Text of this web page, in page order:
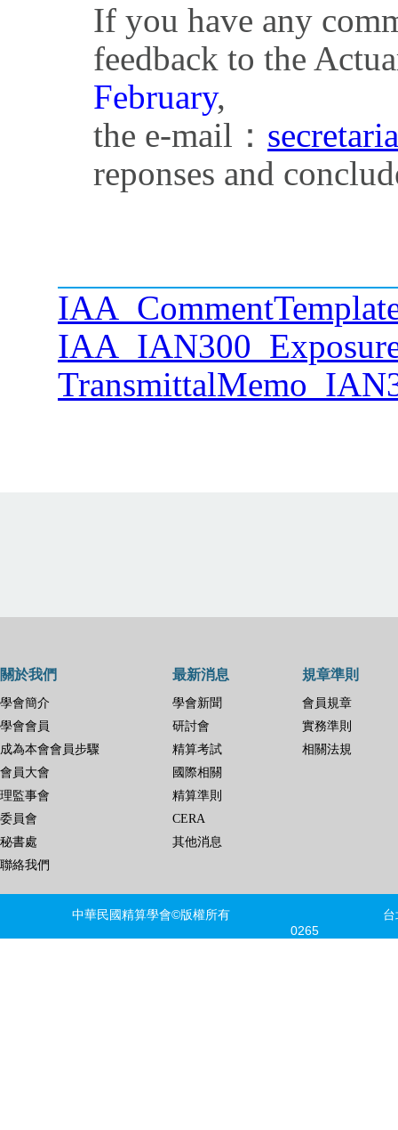
If you have any
feedback to the
February,
the e-mail：
reponses and
關於我們
學會簡介
學會會員
成為本會會員步驟
會員大會
理監事會
委員會
秘書處
聯絡我們
最新消息
學會新聞
研討會
精算考試
國際相關
精算準則
CERA
其他消息
規章準則
會員規章
實務準則
相關法規
中華民國精算學會©版權所有 台北
0265